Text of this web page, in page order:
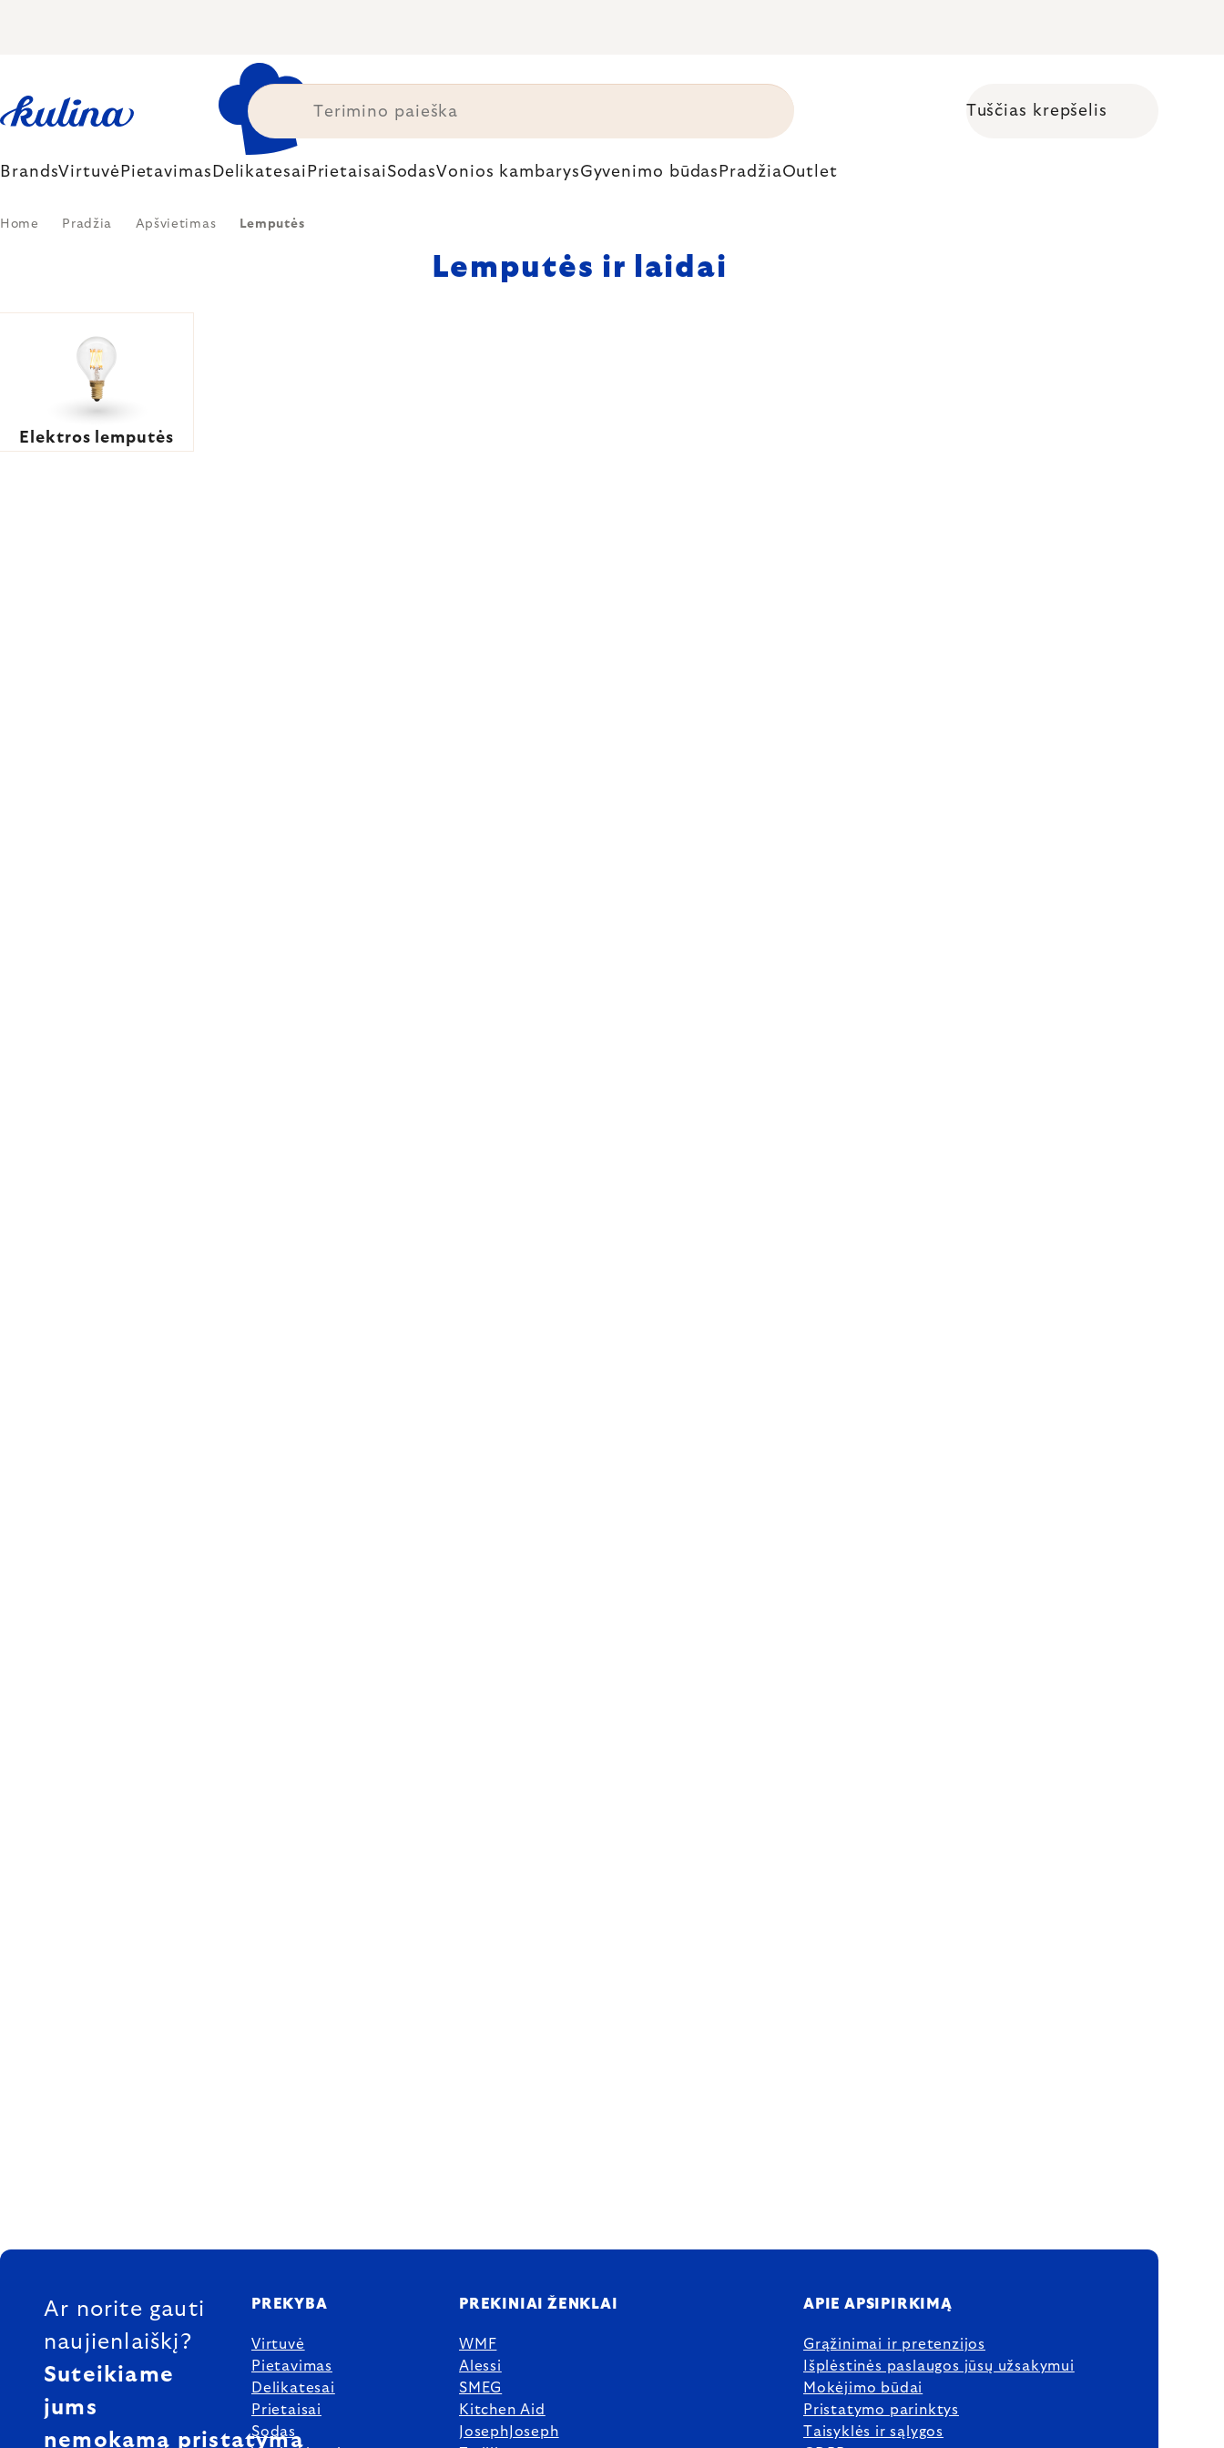
Shopping cart
Tuščias krepšelis
BrandsVirtuvė Pietavimas Delikatesai PrietaisaiSodasVonios kambarysGyvenimo būdas PradžiaOutlet
Home Pradžia Apšvietimas Lemputės
Lemputės ir laidai
Elektros lemputės
FOOTER
Ar norite gauti
naujienlaiškį?
Suteikiame
jums
nemokamą pristatymą
PREKYBA
Virtuvė
Pietavimas
Delikatesai
Prietaisai
Sodas
PREKINIAI ŽENKLAI
WMF
Alessi
SMEG
Kitchen Aid
JosephJoseph
APIE APSIPIRKIMĄ
Grąžinimai ir pretenzijos
Išplėstinės paslaugos jūsų užsakymui
Mokėjimo būdai
Pristatymo parinktys
Taisyklės ir sąlygos